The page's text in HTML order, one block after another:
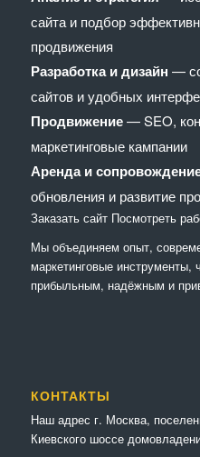
сайта и подбор
продвижения
Разработка и дизайн —
сайтов и удобных
Продвижение— SEO,
маркетинговые кампании
Аренда и
обновления и развитие
Заказать сайт Посмотреть
Мы объединяем опыт,
маркетинговые
прибыльным, надёжным и
КОНТАКТЫ
Наш адрес г. Москва,
Киевского шоссе